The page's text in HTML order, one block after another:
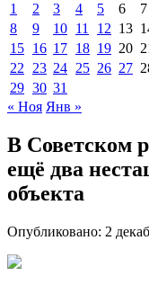
1 2 3 4 5 6
7
8
9 10 11 12 13
15 16 17 18 19 20
22
23 24 25 26 27
29 30 31
« Ноя Янв »
В Советском
ещё два
объекта
Опубликовано: 2